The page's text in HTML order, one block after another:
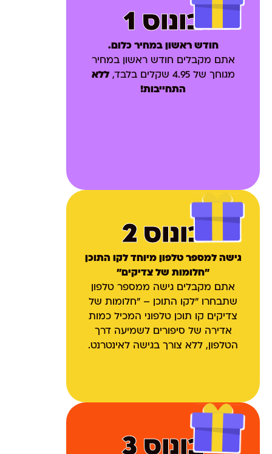
בונוס 1
חודש ראשון במחיר כלום.
אתם מקבלים חודש ראשון במחיר
מגוחך של 4.95 שקלים בלבד,
ללא
התחייבות!
בונוס 2
גישה למספר טלפון מיוחד לקו התוכן
"חלומות של צדיקים"
אתם מקבלים גישה ממספר טלפון
שתבחרו "לקו התוכן – "חלומות של
צדיקים קו תוכן טלפוני המכיל כמות
אדירה של סיפורים לשמיעה דרך
הטלפון, ללא צורך בגישה לאינטרנט.
בונוס 3